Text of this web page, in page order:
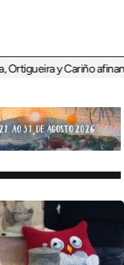
y Cariño afinan